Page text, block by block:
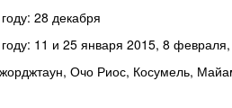
28 декабря
11 и 25 января 2015, 8
Очо Риос, Косумель,